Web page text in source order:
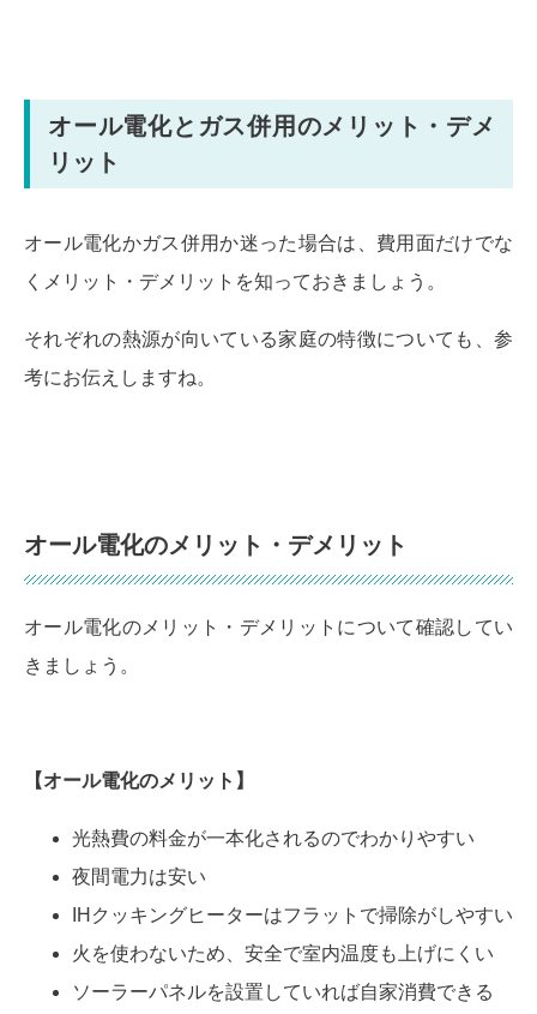
オール電化とガス併用のメリット・デメ
リット
オール電化かガス併用か迷った場合は、費用面だけでな
くメリット・デメリットを知っておきましょう。
それぞれの熱源が向いている家庭の特徴についても、参
考にお伝えしますね。
オール電化のメリット・デメリット
オール電化のメリット・デメリットについて確認してい
きましょう。
【オール電化のメリット 】
光熱費の料金が一本化されるのでわかりやすい
夜間電力は安い
IHクッキングヒーターはフラットで掃除がしやすい
火を使わないため、安全で室内温度も上げにくい
ソーラーパネルを設置していれば自家消費できる